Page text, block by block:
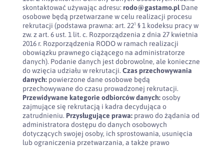
skontaktować używając adresu: rodo@gastamo.plDane
osobowe będą przetwarzane w celu realizacji procesu
rekrutacji (podstawa prawna: art. 22¹ § 1 kodeksu pracy w
zw. z art. 6 ust. 1 lit. c. Rozporządzenia z dnia 27 kwietnia
2016 r. Rozporządzenia RODO w ramach realizacji
obowiązku prawnego ciążącego na administratorze
danych). Podanie danych jest dobrowolne, ale konieczne
do wzięcia udziału w rekrutacji. Czas przechowywania
danych:powierzone dane osobowe będą
przechowywane do czasu prowadzonej rekrutacji.
Przewidywane kategorie odbiorców danych:osoby
zajmujące się rekrutacją i kadra decydująca o
zatrudnieniu. Przysługujące prawa:prawo do żądania od
administratora dostępu do danych osobowych
dotyczących swojej osoby, ich sprostowania, usunięcia
lub ograniczenia przetwarzania, a także prawo